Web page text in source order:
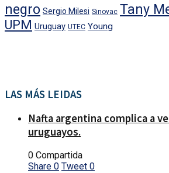
negro Sergio Milesi Sinovac Tany
UPM Uruguay UTEC Young
LAS MÁS LEIDAS
Nafta argentina complica a
uruguayos.
0 Compartida
Share 0 Tweet 0